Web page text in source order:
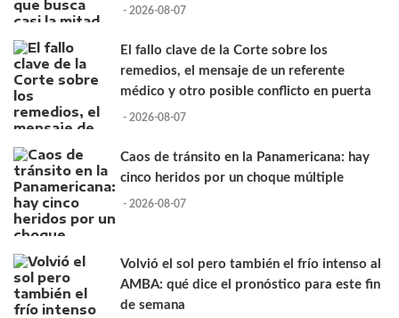
- 2026-08-07
El fallo clave de la Corte sobre los
remedios, el mensaje de un referente
médico y otro posible conflicto en puerta
- 2026-08-07
Caos de tránsito en la Panamericana: hay
cinco heridos por un choque múltiple
- 2026-08-07
Volvió el sol pero también el frío intenso al
AMBA: qué dice el pronóstico para este fin
de semana